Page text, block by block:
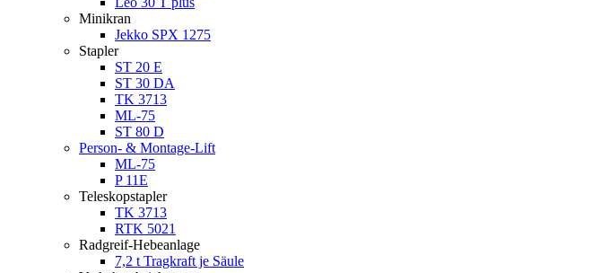
Minikran
Jekko SPX 1275
Stapler
ST 20 E
ST 30 DA
TK 3713
ML-75
ST 80 D
Person- & Montage-Lift
ML-75
P 11E
Teleskopstapler
TK 3713
RTK 5021
Radgreif-Hebeanlage
7,2 t Tragkraft je Säule